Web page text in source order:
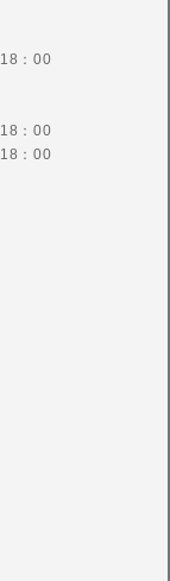
：00
：00
：00